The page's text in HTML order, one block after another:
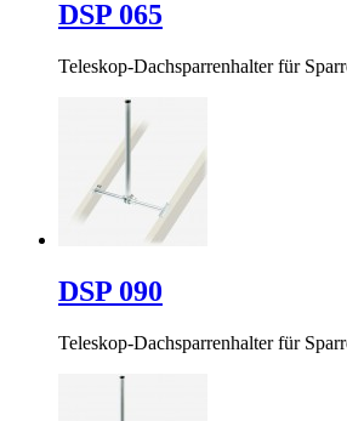
DSP 065
Teleskop-Dachsparrenhalter für
DSP 090
Teleskop-Dachsparrenhalter für